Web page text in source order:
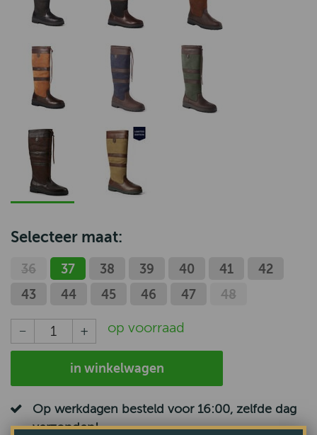
Selecteer maat:
36 37 38 39 40 41
42
43
44 45 46 47 48
op voorraad
in winkelwagen
Op werkdagen besteld voor 16:00, zelfde dag
verzonden!